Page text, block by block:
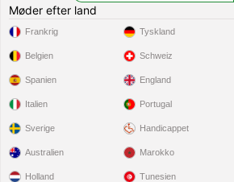
Møder efter land
Frankrig
Belgien
Spanien
Italien
Sverige
Tyskland
Schweiz
England
Portugal
Handicappet
Australien
Holland
Marokko
Tunesien